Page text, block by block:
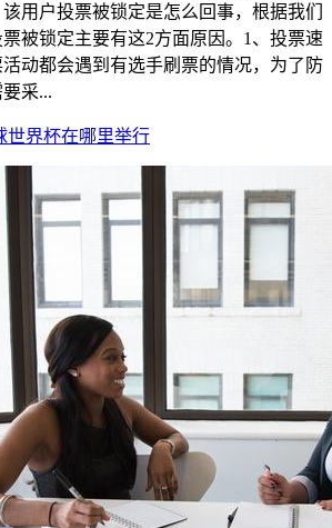
用户投票被锁定是怎么回事，根据我们
被锁定主要有这2方面原因。1、投票速
动都会遇到有选手刷票的情况，为了防
采...
世界杯在哪里举行